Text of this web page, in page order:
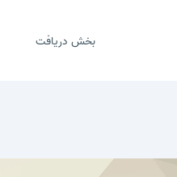
بخش دریافت